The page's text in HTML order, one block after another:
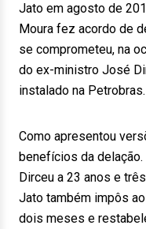
Jato em agosto de
Moura fez acordo de
se comprometeu, na
do ex-ministro José
instalado na Petrobras.
Como apresentou
benefícios da delação.
Dirceu a 23 anos e
Jato também impôs
dois meses e